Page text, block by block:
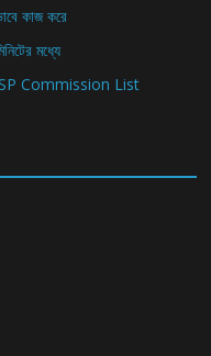
কাজ করে
মধ্যে
Commission List